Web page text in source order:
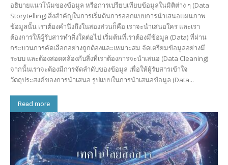
อธิบายแนวโน้มของข้อมูล หรือการเปรียบเทียบข้อมูลในมิติต่าง ๆ (Data
Storytelling) สิ่งสำคัญในการเริ่มต้นการออกแบบการนำเสนอแผนภาพ
ข้อมูลนั้น เราต้องคำนึงถึงในสองส่วนก็คือ เราจะนำเสนอใคร และเรา
ต้องการให้ผู้รับสารทำสิ่งใดต่อไป เริ่มต้นที่เราต้องมีข้อมูล (Data) ที่ผ่าน
กระบวนการคัดเลือกอย่างถูกต้องและเหมาะสม จัดเตรียมข้อมูลอย่างมี
ระบบ และต้องสอดคล้องกับสิ่งที่เราต้องการจะนำเสนอ (Data Cleaning)
จากนั้นเราจะต้องมีการจัดลำดับของข้อมูล เพื่อให้ผู้รับสารเข้าใจ
วัตถุประสงค์ของการนำเสนอ รูปแบบในการนำเสนอข้อมูล (Data...
Read more